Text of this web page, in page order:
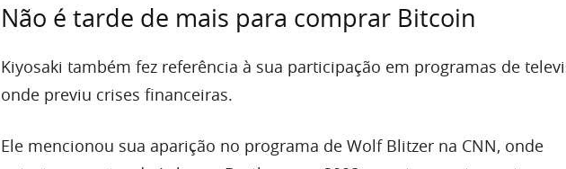
Não é tarde de mais para comprar Bitcoin
Kiyosaki também fez referência à sua participação em programas de
onde previu crises financeiras.
Ele mencionou sua aparição no programa de Wolf Blitzer na CNN, onde